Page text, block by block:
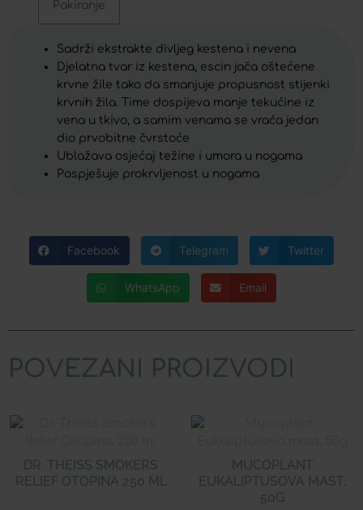
Pakiranje
Sadrži ekstrakte divljeg kestena i nevena
Djelatna tvar iz kestena, escin jača oštećene
krvne žile tako da smanjuje propusnost stijenki
krvnih žila. Time dospijeva manje tekućine iz
vena u tkivo, a samim venama se vraća jedan
dio prvobitne čvrstoće
Ublažava osjećaj težine i umora u nogama
Pospješuje prokrvljenost u nogama
Facebook Telegram Twitter
WhatsApp Email
POVEZANI PROIZVODI
DR. THEISS SMOKERS
RELIEF OTOPINA 250 ML
MUCOPLANT
EUKALIPTUSOVA MAST,
50G